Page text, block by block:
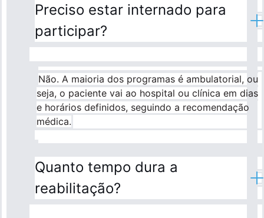
Preciso estar internado para
participar?
Não. A maioria dos programas é ambulatorial, ou
seja, o paciente vai ao hospital ou clínica em dias
e horários definidos, seguindo a recomendação
médica.
Quanto tempo dura a
reabilitação?